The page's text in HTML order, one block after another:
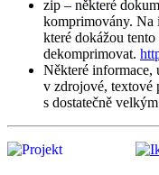
zip – některé
komprimovány. Na
které dokážou
dekomprimovat.
Některé informace,
v zdrojové, textové
s dostatečně